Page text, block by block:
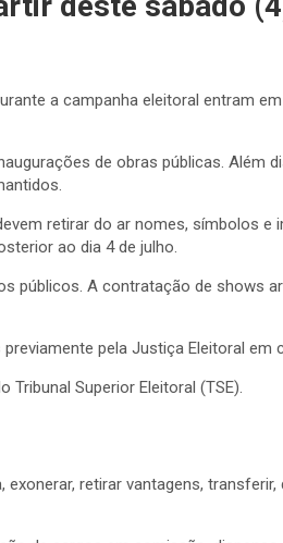
a campanha eleitoral entram
de obras públicas. Além
retirar do ar nomes, símbolos
ao dia 4 de julho.
públicos. A contratação de shows
pela Justiça Eleitoral em
Tribunal Superior Eleitoral (TSE).
retirar vantagens,